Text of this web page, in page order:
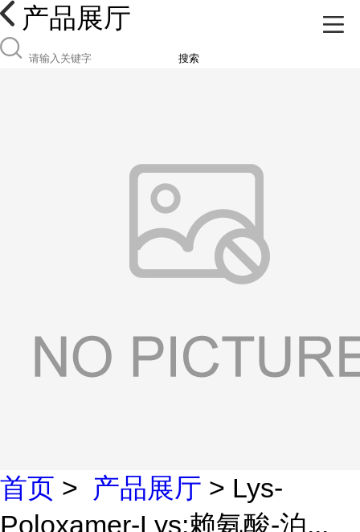
产品展厅
搜索
首页 > 产品展厅 > Lys-
Poloxamer-Lys;赖氨酸-泊...